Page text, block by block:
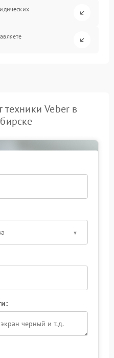
Veber в